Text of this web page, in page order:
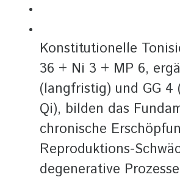
Konstitutionelle
36 + Ni 3 + MP 6,
(langfristig) und GG 4
Qi), bilden das
chronische
Reproduktions-
degenerative